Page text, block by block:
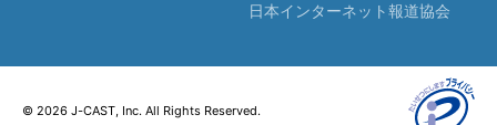
日本インターネット報道協会
© 2026 J-CAST, Inc. All Rights Reserved.